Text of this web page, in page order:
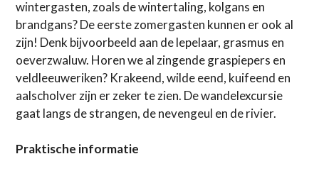
wintergasten, zoals de wintertaling, kolgans en
brandgans? De eerste zomergasten kunnen er ook al
zijn! Denk bijvoorbeeld aan de lepelaar, grasmus en
oeverzwaluw. Horen we al zingende graspiepers en
veldleeuweriken? Krakeend, wilde eend, kuifeend en
aalscholver zijn er zeker te zien. De wandelexcursie
gaat langs de strangen, de nevengeul en de rivier.
Praktische informatie